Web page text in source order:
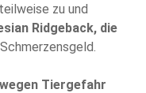
zu und
Ridgeback, die
Tiergefahr